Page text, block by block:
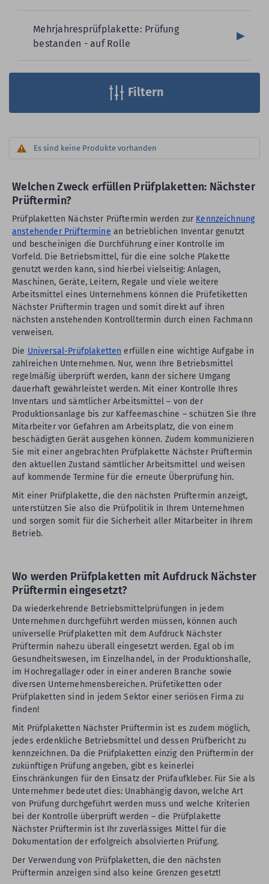
Mehrjahresprüfplakette: Prüfung
bestanden - auf Rolle
Es sind keine Produkte vorhanden
Welchen Zweck erfüllen Prüfplaketten: Nächster
Prüftermin?
Prüfplaketten Nächster Prüftermin werden zur Kennzeichnung
anstehender Prüftermine an betrieblichen Inventar genutzt
und bescheinigen die Durchführung einer Kontrolle im
Vorfeld. Die Betriebsmittel, für die eine solche Plakette
genutzt werden kann, sind hierbei vielseitig: Anlagen,
Maschinen, Geräte, Leitern, Regale und viele weitere
Arbeitsmittel eines Unternehmens können die Prüfetiketten
Nächster Prüftermin tragen und somit direkt auf ihren
nächsten anstehenden Kontrolltermin durch einen Fachmann
verweisen.
Die Universal-Prüfplaketten erfüllen eine wichtige Aufgabe in
zahlreichen Unternehmen. Nur, wenn Ihre Betriebsmittel
regelmäßig überprüft werden, kann der sichere Umgang
dauerhaft gewährleistet werden. Mit einer Kontrolle Ihres
Inventars und sämtlicher Arbeitsmittel – von der
Produktionsanlage bis zur Kaffeemaschine – schützen Sie Ihre
Mitarbeiter vor Gefahren am Arbeitsplatz, die von einem
beschädigten Gerät ausgehen können. Zudem kommunizieren
Sie mit einer angebrachten Prüfplakette Nächster Prüftermin
den aktuellen Zustand sämtlicher Arbeitsmittel und weisen
auf kommende Termine für die erneute Überprüfung hin.
Mit einer Prüfplakette, die den nächsten Prüftermin anzeigt,
unterstützen Sie also die Prüfpolitik in Ihrem Unternehmen
und sorgen somit für die Sicherheit aller Mitarbeiter in Ihrem
Betrieb.
Wo werden Prüfplaketten mit Aufdruck Nächster
Prüftermin eingesetzt?
Da wiederkehrende Betriebsmittelprüfungen in jedem
Unternehmen durchgeführt werden müssen, können auch
universelle Prüfplaketten mit dem Aufdruck Nächster
Prüftermin nahezu überall eingesetzt werden. Egal ob im
Gesundheitswesen, im Einzelhandel, in der Produktionshalle,
im Hochregallager oder in einer anderen Branche sowie
diversen Unternehmensbereichen. Prüfetiketten oder
Prüfplaketten sind in jedem Sektor einer seriösen Firma zu
finden!
Mit Prüfplaketten Nächster Prüftermin ist es zudem möglich,
jedes erdenkliche Betriebsmittel und dessen Prüfbericht zu
kennzeichnen. Da die Prüfplaketten einzig den Prüftermin der
zukünftigen Prüfung angeben, gibt es keinerlei
Einschränkungen für den Einsatz der Prüfaufkleber. Für Sie als
Unternehmer bedeutet dies: Unabhängig davon, welche Art
von Prüfung durchgeführt werden muss und welche Kriterien
bei der Kontrolle überprüft werden – die Prüfplakette
Nächster Prüftermin ist Ihr zuverlässiges Mittel für die
Dokumentation der erfolgreich absolvierten Prüfung.
Der Verwendung von Prüfplaketten, die den nächsten
Prüftermin anzeigen sind also keine Grenzen gesetzt!
Filtern